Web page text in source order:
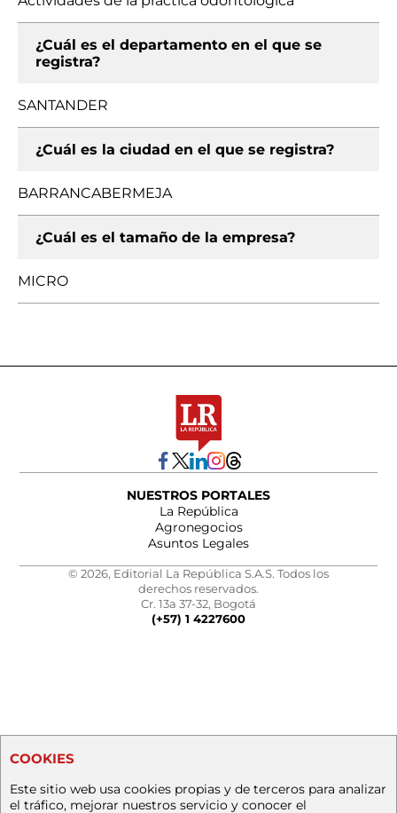
¿Cuál es el departamento en el que se
registra?
SANTANDER
¿Cuál es la ciudad en el que se registra?
BARRANCABERMEJA
¿Cuál es el tamaño de la empresa?
MICRO
NUESTROS PORTALES
La República
Agronegocios
Asuntos Legales
© 2026, Editorial La República S.A.S. Todos los
derechos reservados.
Cr. 13a 37-32, Bogotá
(+57) 1 4227600
COOKIES
Este sitio web usa cookies propias y de terceros para analizar
el tráfico, mejorar nuestros servicio y conocer el